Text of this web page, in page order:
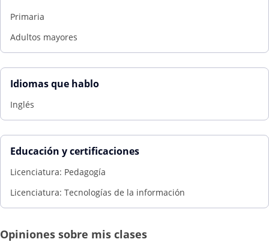
Primaria
Adultos mayores
Idiomas que hablo
Inglés
Educación y certificaciones
Licenciatura: Pedagogía
Licenciatura: Tecnologías de la información
Opiniones sobre mis clases